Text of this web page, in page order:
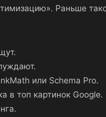
Раньше
или Schema Pro.
в топ картинок Google.